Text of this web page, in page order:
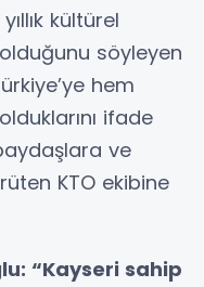
kültürel
söyleyen
hem
ifade
ve
KTO ekibine
“Kayseri sahip